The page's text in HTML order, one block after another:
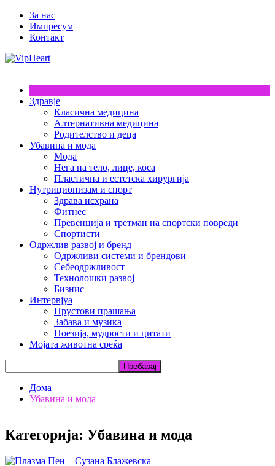
За нас
Импресум
Контакт
Здравје
Класична медицина
Алтернативна медицина
Родителство и деца
Убавина и мода
Мода
Нега на тело, лице, коса
Пластична и естетска хирургија
Нутриционизам и спорт
Здрава исхрана
Фитнес
Превенција и третман на спортски повреди
Спортисти
Одржлив развој и бренд
Одржливи системи и брендови
Себеодржливост
Технолошки развој
Бизнис
Интервјуа
Прустови прашања
Забава и музика
Поезија, мудрости и цитати
Мојата животна среќа
Дома
Убавина и мода
Категорија: Убавина и мода